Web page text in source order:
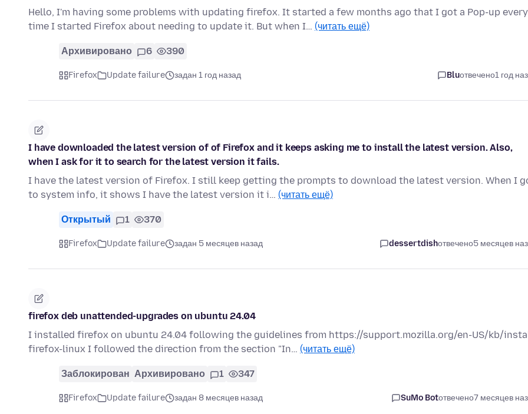
Hello, I'm having some problems with updating firefox. It started a few months ago that I got a Pop-up every
time I started Firefox about needing to update it. But when I… (читать ещё)
Архивировано 6 390
Firefox Update failure задан 1 год назад Bluотвечено1 год
I have downloaded the latest version of of Firefox and it keeps asking me to install the latest version. Also,
when I ask for it to search for the latest version it fails.
I have the latest version of Firefox. I still keep getting the prompts to download the latest version. When I
to system info, it shows I have the latest version it i… (читать ещё)
Открытый 1 370
Firefox Update failure задан 5 месяцев назад dessertdishотвечено5 месяцев
firefox deb unattended-upgrades on ubuntu 24.04
I installed firefox on ubuntu 24.04 following the guidelines from https://support.mozilla.org/en-US/kb/
firefox-linux I followed the direction from the section "In… (читать ещё)
Заблокирован Архивировано 1 347
Firefox Update failure задан 8 месяцев назад SuMo Botотвечено7 месяцев